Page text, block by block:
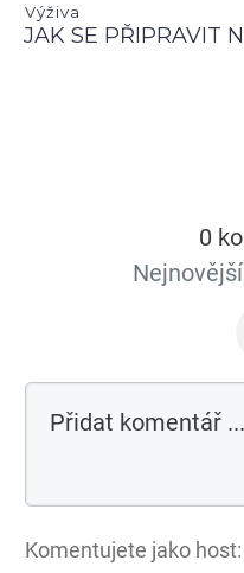
Výživa
JAK SE PŘIPRAVIT
0
Nejnovější
Komentujete jako host: